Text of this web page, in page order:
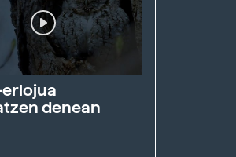
denean